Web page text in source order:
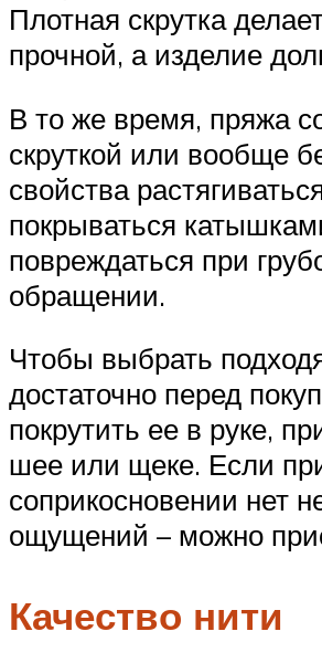
Плотная скрутка
прочной, а изделие
В то же время, пряжа
скруткой или вообще
свойства
покрываться
повреждаться при
обращении.
Чтобы выбрать
достаточно перед
покрутить ее в руке,
шее или щеке. Если
соприкосновении нет
ощущений – можно
Качество нити